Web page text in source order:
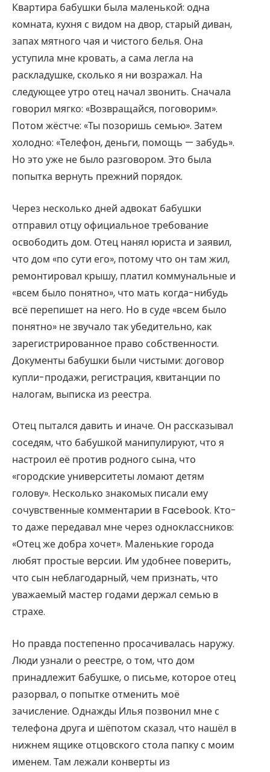
Квартира бабушки была маленькой: одна
комната, кухня с видом на двор, старый диван,
запах мятного чая и чистого белья. Она
уступила мне кровать, а сама легла на
раскладушке, сколько я ни возражал. На
следующее утро отец начал звонить. Сначала
говорил мягко: «Возвращайся, поговорим».
Потом жёстче: «Ты позоришь семью». Затем
холодно: «Телефон, деньги, помощь — забудь».
Но это уже не было разговором. Это была
попытка вернуть прежний порядок.
Через несколько дней адвокат бабушки
отправил отцу официальное требование
освободить дом. Отец нанял юриста и заявил,
что дом «по сути его», потому что он там жил,
ремонтировал крышу, платил коммунальные и
«всем было понятно», что мать когда-нибудь
всё перепишет на него. Но в суде «всем было
понятно» не звучало так убедительно, как
зарегистрированное право собственности.
Документы бабушки были чистыми: договор
купли-продажи, регистрация, квитанции по
налогам, выписка из реестра.
Отец пытался давить и иначе. Он рассказывал
соседям, что бабушкой манипулируют, что я
настроил её против родного сына, что
«городские университеты ломают детям
голову». Несколько знакомых писали ему
сочувственные комментарии в Facebook. Кто-
то даже передавал мне через одноклассников:
«Отец же добра хочет». Маленькие города
любят простые версии. Им удобнее поверить,
что сын неблагодарный, чем признать, что
уважаемый мастер годами держал семью в
страхе.
Но правда постепенно просачивалась наружу.
Люди узнали о реестре, о том, что дом
принадлежит бабушке, о письме, которое отец
разорвал, о попытке отменить моё
зачисление. Однажды Илья позвонил мне с
телефона друга и шёпотом сказал, что нашёл в
нижнем ящике отцовского стола папку с моим
именем. Там лежали конверты из